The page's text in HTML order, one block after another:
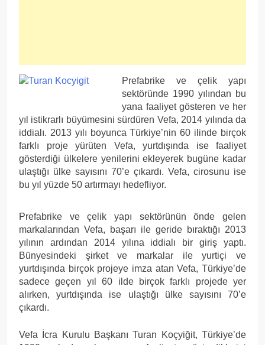
Prefabrike ve çelik yapı
sektöründe 1990 yılından bu
yana faaliyet gösteren ve her
yıl istikrarlı büyümesini sürdüren Vefa, 2014 yılında da
iddialı. 2013 yılı boyunca Türkiye’nin 60 ilinde birçok
farklı proje yürüten Vefa, yurtdışında ise faaliyet
gösterdiği ülkelere yenilerini ekleyerek bugüne kadar
ulaştığı ülke sayısını 70’e çıkardı. Vefa, cirosunu ise
bu yıl yüzde 50 artırmayı hedefliyor.
Prefabrike ve çelik yapı sektörünün önde gelen
markalarından Vefa, başarı ile geride bıraktığı 2013
yılının ardından 2014 yılına iddialı bir giriş yaptı.
Bünyesindeki şirket ve markalar ile yurtiçi ve
yurtdışında birçok projeye imza atan Vefa, Türkiye’de
sadece geçen yıl 60 ilde birçok farklı projede yer
alırken, yurtdışında ise ulaştığı ülke sayısını 70’e
çıkardı.
Vefa İcra Kurulu Başkanı Turan Koçyiğit, Türkiye’de